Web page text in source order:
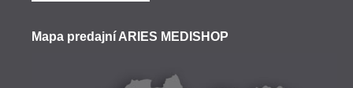
Mapa predajní ARIES MEDISHOP